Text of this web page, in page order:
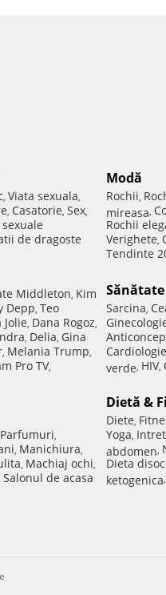
, Viata sexuala,
, Casatorie, Sex,
de dragoste
Middleton, Kim
Depp, Teo
, Dana Rogoz,
, Delia, Gina
, Melania Trump,
Pro TV,
Parfumuri,
, Manichiura,
, Machiaj ochi,
Salonul de acasa
Modă
Rochii,
mireasa,
Rochii
Verighete,
Tendinte
Sănătate
Sarcina,
Cardiologie
verde, HIV,
Dietă &
Diete,
Yoga,
abdomen,
Dieta
ketogenica,